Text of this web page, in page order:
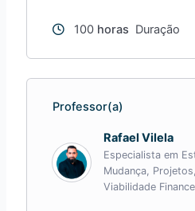
100 horas Duração
Professor(a)
Rafael Vilela
Especialista em
Mudança,
Viabilidade